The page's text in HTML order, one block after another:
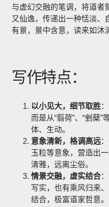
与虚幻交融的笔调，将道者
又仙逸，传递出一种恬淡、
有景，景中含意，读来如沐
写作特点：
以小见大，细节取胜
而是从“翦荷”、“剉蘖
体、生动。
意象清新，格调高远
玉粒等意象，营造出
清雅，远离尘俗。
情景交融，虚实结合
写实，也有乘风归来
结合，极富道家哲意。